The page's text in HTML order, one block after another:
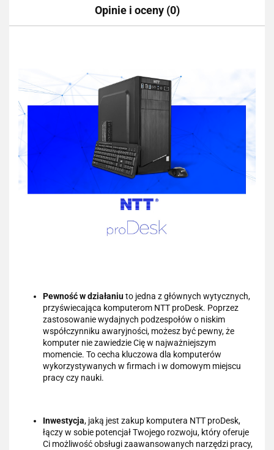
Opinie i oceny (0)
Pewność w działaniuto jedna z głównych wytycznych,
przyświecająca komputerom NTT proDesk. Poprzez
zastosowanie wydajnych podzespołów o niskim
współczynniku awaryjności, możesz być pewny, że
komputer nie zawiedzie Cię w najważniejszym
momencie. To cecha kluczowa dla komputerów
wykorzystywanych w firmach i w domowym miejscu
pracy czy nauki.
Inwestycja, jaką jest zakup komputera NTT proDesk,
łączy w sobie potencjał Twojego rozwoju, który oferuje
Ci możliwość obsługi zaawansowanych narzędzi pracy,